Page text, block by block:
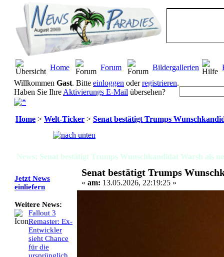
Home Forum Bildergallerien
Willkommen Gast. Bitte einloggen oderregistrieren.
Haben Sie Ihre Aktivierungs E-Mail übersehen?
Home > Welt-Ticker > Senat bestätigt Trumps
News: Senat bestätigt Trumps Wunschkandidat Warsh als
Jetzt News
einliefern
Weitere News:
Fallout 3
Remaster: Ex-
Entwickler
sieht Chance
für die
Senat bestätigt Trumps
« am: 13.05.2026, 22:19:25 »